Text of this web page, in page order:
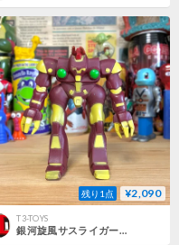
残り1点 ¥2,090
T3-TOYS
銀河旋風サスライガー モンスター ソフビ/260722-8